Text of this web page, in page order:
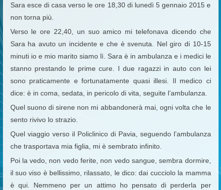
Sara esce di casa verso le ore 18,30 di lunedì 5 gennaio 2015 e
non torna più.
Verso le ore 22,40, un suo amico mi telefonava dicendo che
Sara ha avuto un incidente e che è svenuta. Nel giro di 10-15
minuti io e mio marito siamo lì. Sara è in ambulanza e i medici le
stanno prestando le prime cure. I due ragazzi in auto con lei
sono praticamente e fortunatamente quasi illesi. Il medico ci
dice: è in coma, sedata, in pericolo di vita, seguite l’ambulanza.
Quel suono di sirene non mi abbandonerà mai, ogni volta che le
sento rivivo lo strazio.
Quel viaggio verso il Policlinico di Pavia, seguendo l’ambulanza
che trasportava mia figlia, mi è sembrato infinito.
Poi la vedo, non vedo ferite, non vedo sangue, sembra dormire,
il suo viso è bellissimo, rilassato, le dico: dai cucciolo la mamma
è qui. Nemmeno per un attimo ho pensato di perderla per